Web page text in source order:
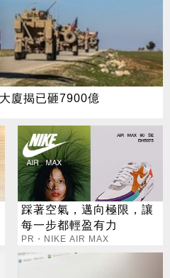
廈揭已砸7900億
踩著空氣，邁向極限，讓
每一步都輕盈有力
PR・NIKE AIR MAX